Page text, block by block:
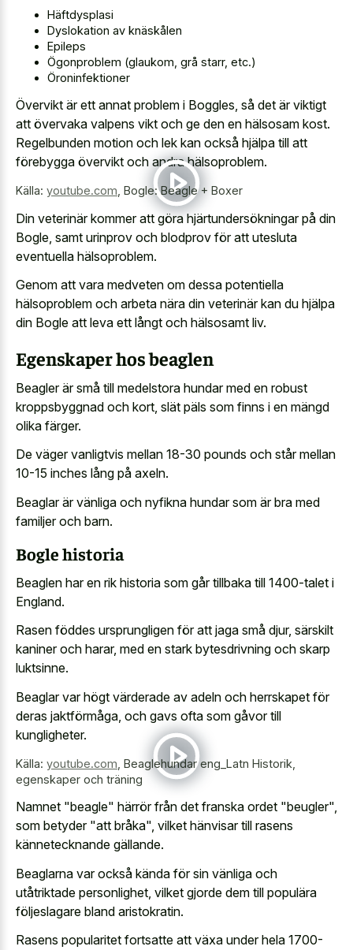
Häftdysplasi
Dyslokation av knäskålen
Epileps
Ögonproblem (glaukom, grå starr, etc.)
Öroninfektioner
Övervikt är ett annat problem i Boggles, så det är viktigt
att övervaka valpens vikt och ge den en hälsosam kost.
Regelbunden motion och lek kan också hjälpa till att
förebygga övervikt och andra hälsoproblem.
Källa: youtube.com Bogle: Beagle + Boxer
Din veterinär kommer att göra hjärtundersökningar på din
Bogle, samt urinprov och blodprov för att utesluta
eventuella hälsoproblem.
Genom att vara medveten om dessa potentiella
hälsoproblem och arbeta nära din veterinär kan du hjälpa
din Bogle att leva ett långt och hälsosamt liv.
Egenskaper hos beaglen
Beagler är små till medelstora hundar med en robust
kroppsbyggnad och kort, slät päls som finns i en mängd
olika färger.
De väger vanligtvis mellan 18-30 pounds och står mellan
10-15 inches lång på axeln.
Beaglar är vänliga och nyfikna hundar som är bra med
familjer och barn.
Bogle historia
Beaglen har en rik historia som går tillbaka till 1400-talet i
England.
Rasen föddes ursprungligen för att jaga små djur, särskilt
kaniner och harar, med en stark bytesdrivning och skarp
luktsinne.
Beaglar var högt värderade av adeln och herrskapet för
deras jaktförmåga, och gavs ofta som gåvor till
kungligheter.
Källa: youtube.com Beaglehundar eng_Latn Historik,
egenskaper och träning
Namnet "beagle" härrör från det franska ordet "beugler",
som betyder "att bråka", vilket hänvisar till rasens
kännetecknande gällande.
Beaglarna var också kända för sin vänliga och
utåtriktade personlighet, vilket gjorde dem till populära
följeslagare bland aristokratin.
Rasens popularitet fortsatte att växa under hela 1700-